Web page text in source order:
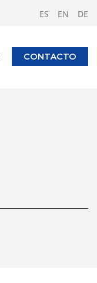
ES EN DE
CONTACTO